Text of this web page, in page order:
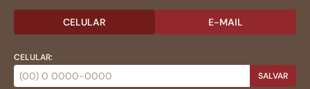
CELULAR E-MAIL
CELULAR:
SALVAR